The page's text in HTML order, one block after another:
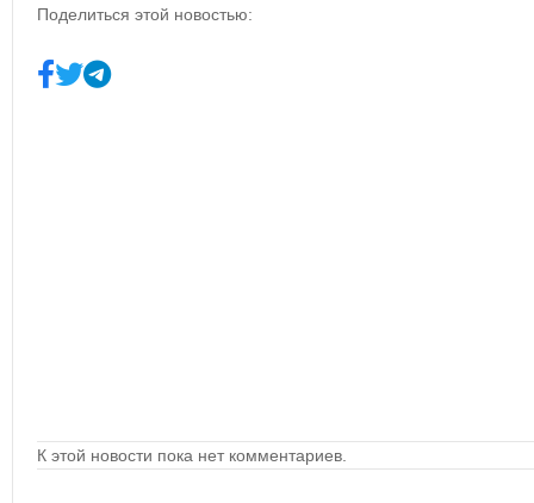
Поделиться этой новостью:
К этой новости пока нет комментариев.